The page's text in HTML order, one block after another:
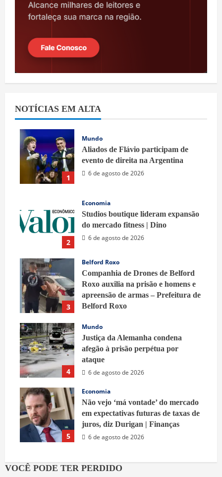
NOTÍCIAS EM ALTA
1
Mundo
Aliados de Flávio participam de
evento de direita na Argentina
6 de agosto de 2026
2
Economia
Studios boutique lideram expansão
do mercado fitness | Dino
6 de agosto de 2026
3
Belford Roxo
Companhia de Drones de Belford
Roxo auxilia na prisão e homens e
apreensão de armas – Prefeitura de
Belford Roxo
4
Mundo
Justiça da Alemanha condena
afegão à prisão perpétua por
ataque
6 de agosto de 2026
5
Economia
Não vejo ‘má vontade’ do mercado
em expectativas futuras de taxas de
juros, diz Durigan | Finanças
6 de agosto de 2026
VOCÊ PODE TER PERDIDO